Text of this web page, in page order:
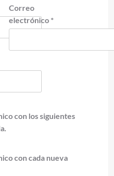
Correo
electrónico *
con los siguientes
con cada nueva